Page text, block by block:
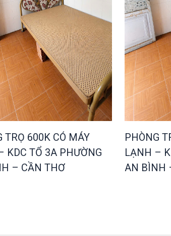
TRỌ 600K CÓ MÁY
KDC TỔ 3A PHƯỜNG
– CẦN THƠ
PHÒNG
LẠNH –
AN BÌNH